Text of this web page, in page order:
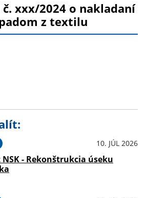
č. xxx/2024 o nakladaní
z textilu
10. JÚL 2026
- Rekonštrukcia úseku